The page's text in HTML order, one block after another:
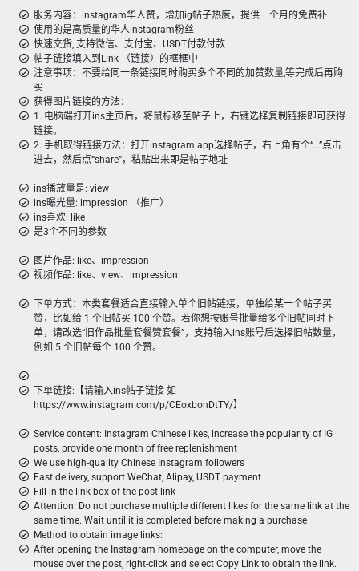
服务内容：instagram华人赞，增加ig帖子热度，提供一个月的免费补
使用的是高质量的华人instagram粉丝
快速交货, 支持微信、支付宝、USDT付款付款
帖子链接填入到Link （链接）的框框中
注意事项：不要给同一条链接同时购买多个不同的加赞数量,等完成后再购
买
获得图片链接的方法：
1. 电脑端打开ins主页后，将鼠标移至帖子上，右键选择复制链接即可获得
链接。
2. 手机取得链接方法：打开instagram app选择帖子，右上角有个“…”点击
进去，然后点“share”，粘贴出来即是帖子地址
ins播放量是: view
ins曝光量: impression （推广）
ins喜欢: like
是3个不同的参数
图片作品: like、impression
视频作品: like、view、impression
下单方式：本类套餐适合直接输入单个旧帖链接，单独给某一个帖子买
赞，比如给 1 个旧帖买 100 个赞。若你想按账号批量给多个旧帖同时下
单，请改选“旧作品批量套餐赞套餐”，支持输入ins账号后选择旧帖数量，
例如 5 个旧帖每个 100 个赞。
:
下单链接:【请输入ins帖子链接 如
https://www.instagram.com/p/CEoxbonDtTY/】
Service content: Instagram Chinese likes, increase the popularity of IG
posts, provide one month of free replenishment
We use high-quality Chinese Instagram followers
Fast delivery, support WeChat, Alipay, USDT payment
Fill in the link box of the post link
Attention: Do not purchase multiple different likes for the same link at the
same time. Wait until it is completed before making a purchase
Method to obtain image links:
After opening the Instagram homepage on the computer, move the
mouse over the post, right-click and select Copy Link to obtain the link.